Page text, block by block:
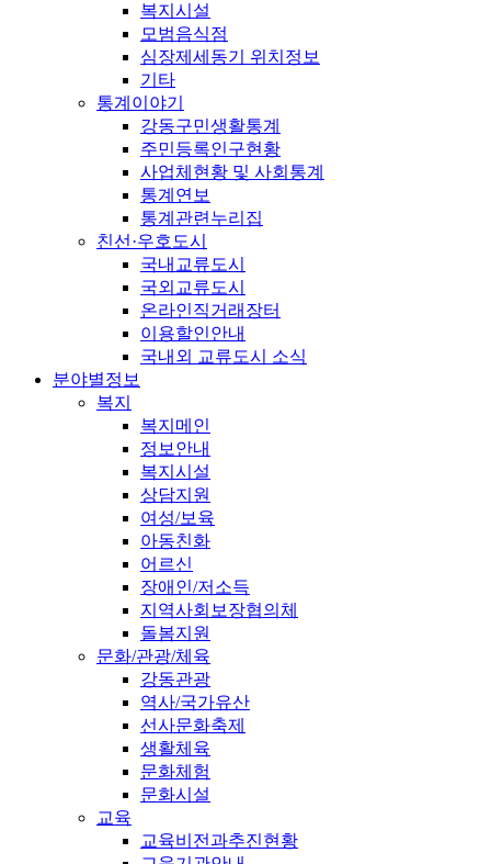
복지시설
모범음식점
심장제세동기 위치정보
기타
통계이야기
강동구민생활통계
주민등록인구현황
사업체현황 및 사회통계
통계연보
통계관련누리집
친선·우호도시
국내교류도시
국외교류도시
온라인직거래장터
이용할인안내
국내외 교류도시 소식
분야별정보
복지
복지메인
정보안내
복지시설
상담지원
여성/보육
아동친화
어르신
장애인/저소득
지역사회보장협의체
돌봄지원
문화/관광/체육
강동관광
역사/국가유산
선사문화축제
생활체육
문화체험
문화시설
교육
교육비전과추진현황